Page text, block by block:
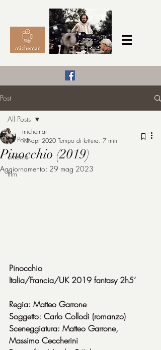
michemar
Post
All Posts
cinema
film
All Posts
Pinocchio (2019)
michemar
13 apr 2020 Tempo di lettura: 7 min
Aggiornamento: 29 mag 2023
Pinocchio
Italia/Francia/UK 2019 fantasy 2h5’
Regia: Matteo Garrone
Soggetto: Carlo Collodi (romanzo)
Sceneggiatura: Matteo Garrone,
Massimo Ceccherini